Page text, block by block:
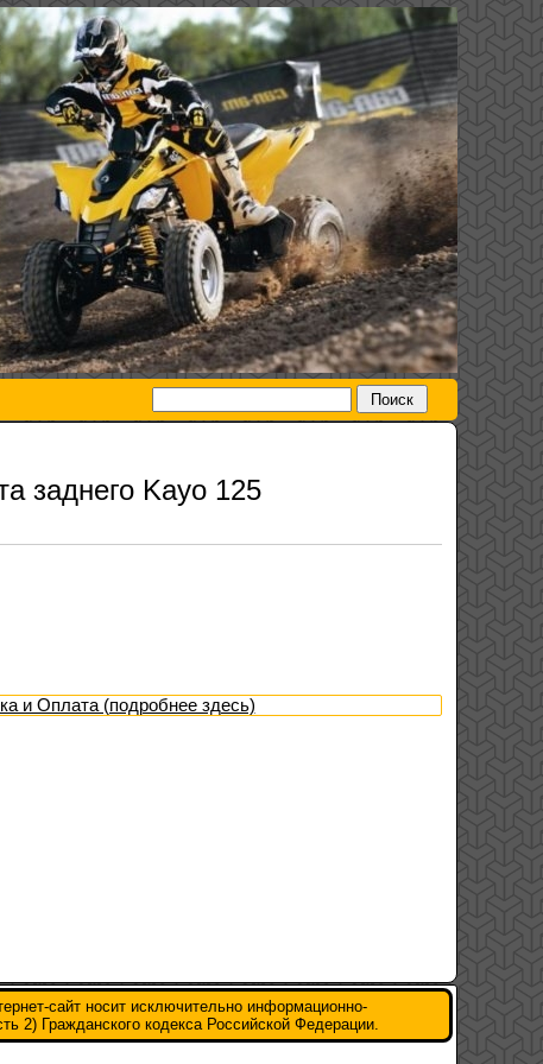
заднего Kayo 125
и Оплата (подробнее здесь)
сайт носит исключительно информационно-
2) Гражданского кодекса Российской Федерации.